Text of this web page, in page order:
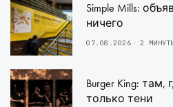
Simple Mills:
ничего
07.08.2026 2
Burger King:
только тени